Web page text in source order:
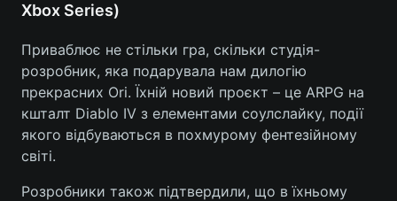
Xbox Series)
Приваблює не стільки гра, скільки студія-
розробник, яка подарувала нам дилогію
прекрасних Ori. Їхній новий проєкт – це ARPG на
кшталт Diablo IV з елементами соулслайку, події
якого відбуваються в похмурому фентезійному
світі.
Розробники також підтвердили, що в їхньому